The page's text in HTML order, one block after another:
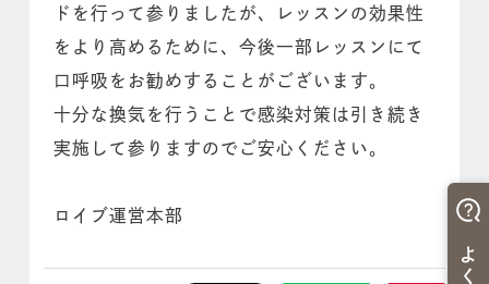
ドを行って参りましたが、レッスンの効果性
をより高めるために、今後一部レッスンにて
口呼吸をお勧めすることがございます。
十分な換気を行うことで感染対策は引き続き
実施して参りますのでご安心ください。
ロイブ運営本部